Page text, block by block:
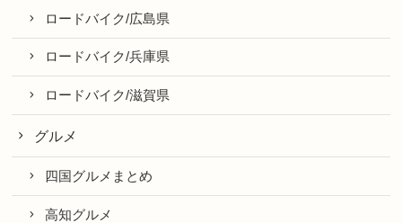
ロードバイク/広島県
ロードバイク/兵庫県
ロードバイク/滋賀県
グルメ
四国グルメまとめ
高知グルメ